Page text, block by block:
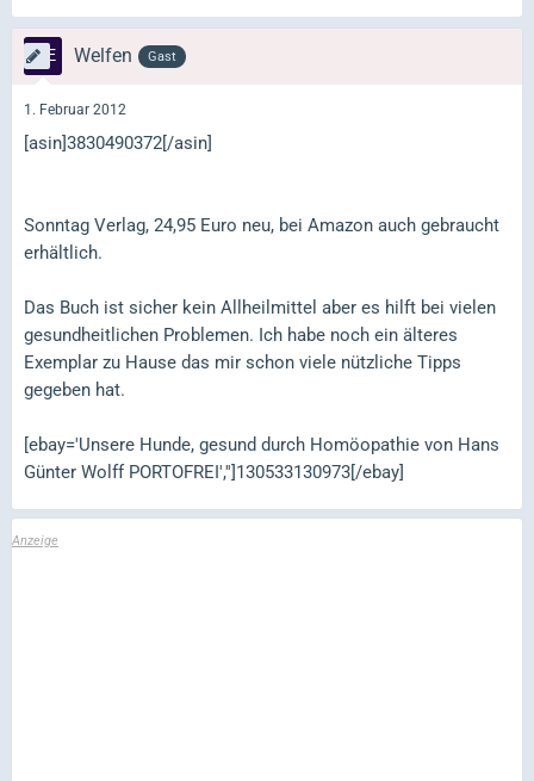
Welfen Gast
1. Februar 2012
[asin]3830490372[/asin]
Sonntag Verlag, 24,95 Euro neu, bei Amazon auch gebraucht
erhältlich.
Das Buch ist sicher kein Allheilmittel aber es hilft bei vielen
gesundheitlichen Problemen. Ich habe noch ein älteres
Exemplar zu Hause das mir schon viele nützliche Tipps
gegeben hat.
[ebay='Unsere Hunde, gesund durch Homöopathie von Hans
Günter Wolff PORTOFREI','']130533130973[/ebay]